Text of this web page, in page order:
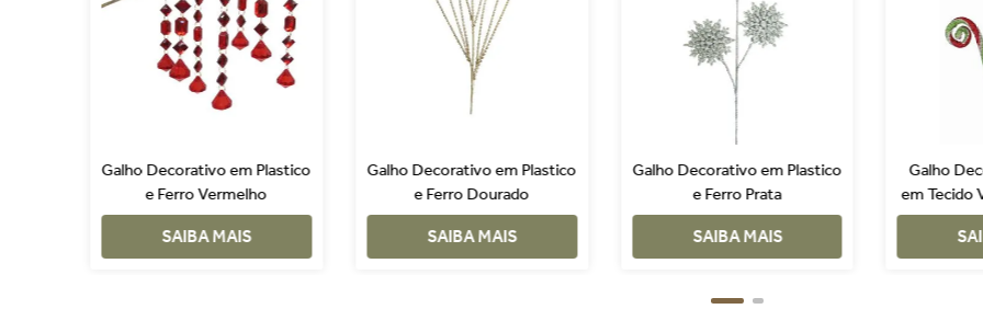
Galho Decorativo em Plastico
e Ferro Vermelho
SAIBA MAIS
Galho Decorativo em Plastico
e Ferro Dourado
SAIBA MAIS
Galho Decorativo em Plastico
e Ferro Prata
SAIBA MAIS
Galho
em Tecido
-